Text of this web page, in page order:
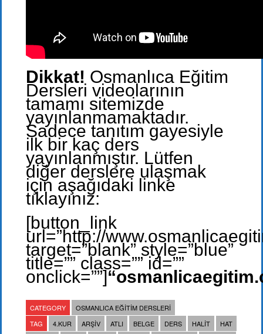
Dikkat! Osmanlıca Eğitim
Dersleri videolarının
tamamı sitemizde
yayınlanmamaktadır.
Sadece tanıtım gayesiyle
ilk bir kaç ders
yayınlanmıştır. Lütfen
diğer derslere ulaşmak
için aşağıdaki linke
tıklayınız:
[button_link
url=”http://
target=”blank” style=”blue”
title=”” class=”” id=””
onclick=””]
CATEGORY
OSMANLICA EĞITIM DERSLERI
TAG
4.KUR ARŞIV ATLI BELGE DERS HALIT
HAT